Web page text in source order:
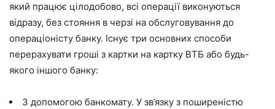
який працює цілодобово, всі операції виконуються
відразу, без стояння в черзі на обслуговування до
операціоністу банку. Існує три основних способи
перерахувати гроші з картки на картку ВТБ або будь-
якого іншого банку:
З допомогою банкомату. У зв’язку з поширеністю